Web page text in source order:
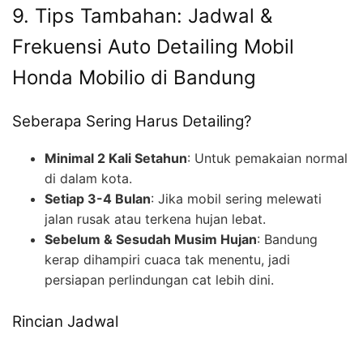
9. Tips Tambahan: Jadwal &
Frekuensi Auto Detailing Mobil
Honda Mobilio di Bandung
Seberapa Sering Harus Detailing?
Minimal 2 Kali Setahun: Untuk pemakaian normal
di dalam kota.
Setiap 3-4 Bulan: Jika mobil sering melewati
jalan rusak atau terkena hujan lebat.
Sebelum & Sesudah Musim Hujan: Bandung
kerap dihampiri cuaca tak menentu, jadi
persiapan perlindungan cat lebih dini.
Rincian Jadwal